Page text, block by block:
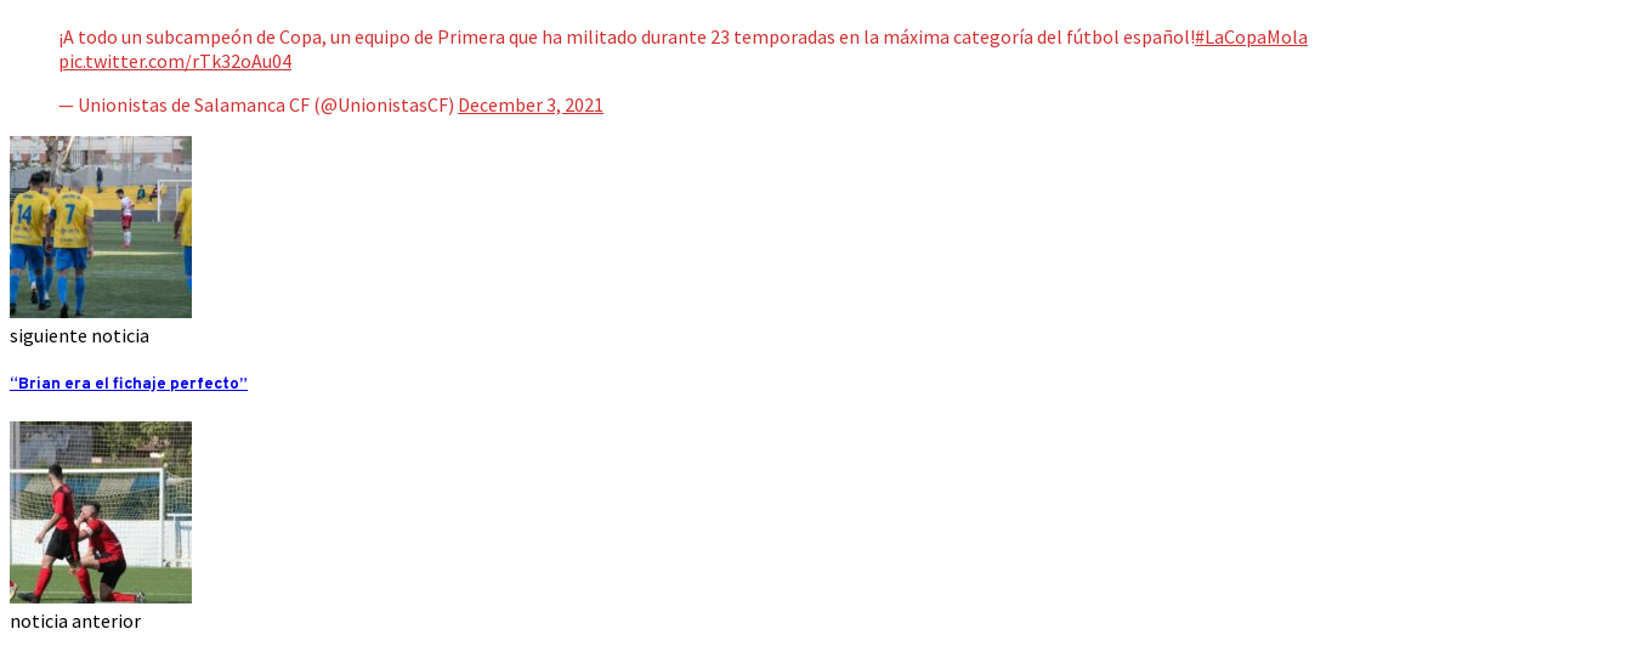
¡A todo un subcampeón de Copa, un equipo de Primera que ha militado durante 23 temporadas en la máxima categoría del fútbol español!#LaCopaMola
pic.twitter.com/rTk32oAu04
— Unionistas de Salamanca CF (@UnionistasCF) December 3, 2021
siguiente noticia
“Brian era el fichaje perfecto”
noticia anterior